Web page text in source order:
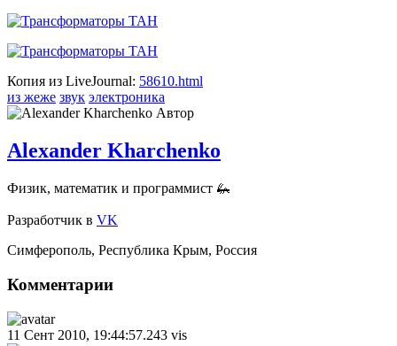
Копия из LiveJournal: 58610.html
из жеже звук электроника
Автор
Alexander Kharchenko
Физик, математик и программист 🦗
Разработчик в VK
Симферополь, Республика Крым, Россия
Комментарии
11 Сент 2010, 19:44:57.243 vis